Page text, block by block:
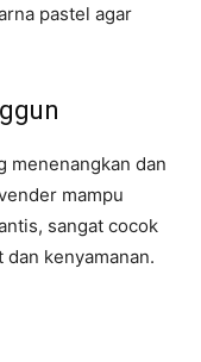
pastel agar
menenangkan dan
mampu
sangat cocok
kenyamanan.